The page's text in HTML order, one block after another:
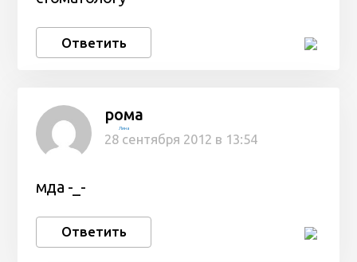
Ответить
рома
Лина
28 сентября 2012 в 13:54
мда -_-
Ответить